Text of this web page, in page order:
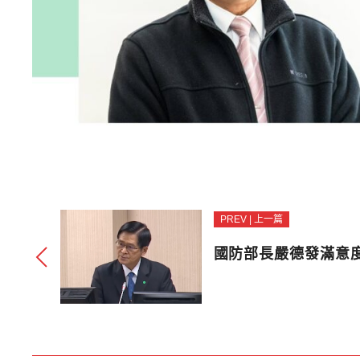
PREV | 上一篇
國防部長嚴德發滿意